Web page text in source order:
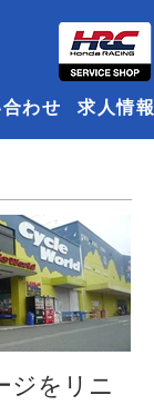
わせ 求人情報
ジをリニ